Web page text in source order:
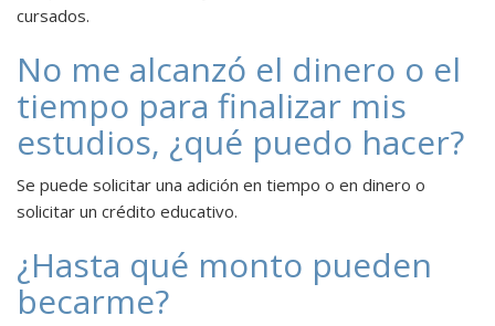
cursados.
No me alcanzó el dinero o el
tiempo para finalizar mis
estudios, ¿qué puedo hacer?
Se puede solicitar una adición en tiempo o en dinero o
solicitar un crédito educativo.
¿Hasta qué monto pueden
becarme?